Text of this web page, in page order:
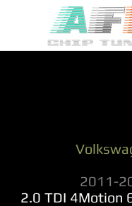
2011-
2.0 TDI 4Motion